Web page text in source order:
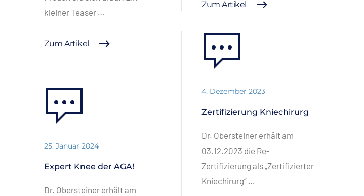
kleiner Teaser …
Zum Artikel
Zum Artikel
25. Januar 2024
Expert Knee der AGA!
Dr. Obersteiner erhält am
4. Dezember 2023
Zertifizierung Kniechirurg
Dr. Obersteiner erhält am
03.12.2023 die Re-
Zertifizierung als „Zertifizierter
Kniechirurg“ …